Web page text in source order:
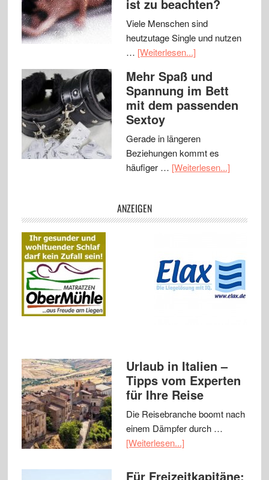
ist zu beachten?
Viele Menschen sind
heutzutage Single und nutzen
… [Weiterlesen...]
Mehr Spaß und
Spannung im Bett
mit dem passenden
Sextoy
Gerade in längeren
Beziehungen kommt es
häufiger … [Weiterlesen...]
ANZEIGEN
Urlaub in Italien –
Tipps vom Experten
für Ihre Reise
Die Reisebranche boomt nach
einem Dämpfer durch …
[Weiterlesen...]
Für Freizeitkapitäne: